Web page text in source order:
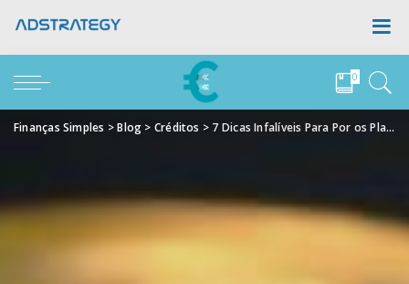
0
Finanças Simples >Blog > Créditos > 7 Dicas Infalíveis Para Por os Planos da Sua Empresa em Prática